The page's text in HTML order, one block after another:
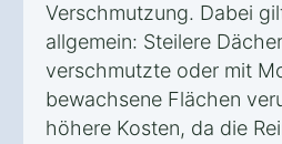
Verschmutzung. Dabei
allgemein: Steilere
verschmutzte oder mit
bewachsene Flächen
höhere Kosten, da die